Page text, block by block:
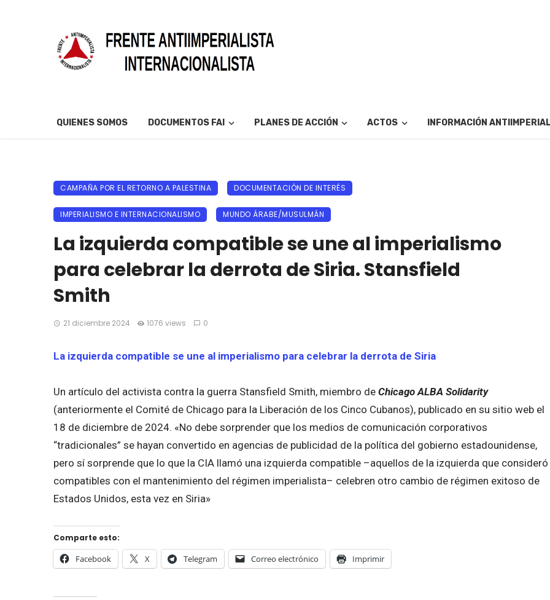
QUIENES SOMOS DOCUMENTOS FAI PLANES DE ACCIÓN ACTOS INFORMACIÓN
CAMPAÑA POR EL RETORNO A PALESTINA DOCUMENTACIÓN DE INTERÉS
IMPERIALISMO E INTERNACIONALISMO MUNDO ÁRABE/MUSULMÁN
La izquierda compatible se une al imperialismo
para celebrar la derrota de Siria. Stansfield
Smith
21 diciembre 2024 1076 views 0
La izquierda compatible se une al imperialismo para celebrar la derrota de Siria
Un artículo del activista contra la guerra Stansfield Smith, miembro de Chicago ALBA Solidarity
(anteriormente el Comité de Chicago para la Liberación de los Cinco Cubanos), publicado en su sitio web el
18 de diciembre de 2024. «No debe sorprender que los medios de comunicación corporativos
“tradicionales” se hayan convertido en agencias de publicidad de la política del gobierno estadounidense,
pero sí sorprende que lo que la CIA llamó una izquierda compatible –aquellos de la izquierda que consideró
compatibles con el mantenimiento del régimen imperialista– celebren otro cambio de régimen exitoso de
Estados Unidos, esta vez en Siria»
Comparte esto:
Facebook X Telegram Correo electrónico Imprimir